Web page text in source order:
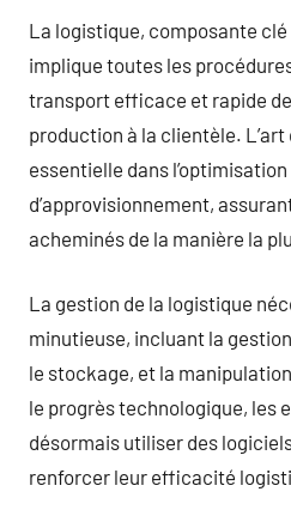
La logistique, composante clé
implique toutes les
transport efficace et rapide
production à la clientèle.
essentielle dans
d’approvisionnement,
acheminés de la manière la
La gestion de la logistique
minutieuse, incluant la
le stockage, et la
le progrès technologique, les
désormais utiliser des
renforcer leur efficacité